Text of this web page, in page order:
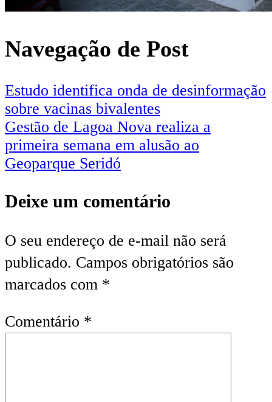
Navegação de Post
Estudo identifica onda de desinformação
sobre vacinas bivalentes
Gestão de Lagoa Nova realiza a
primeira semana em alusão ao
Geoparque Seridó
Deixe um comentário
O seu endereço de e-mail não será
publicado. Campos obrigatórios são
marcados com *
Comentário *